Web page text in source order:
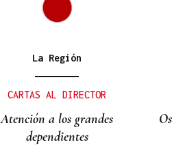
La Región
CARTAS AL DIRECTOR
Atención a los grandes
dependientes